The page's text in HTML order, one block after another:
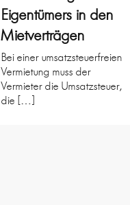
Eigentümers in den
Mietverträgen
Bei einer umsatzsteuerfreien
Vermietung muss der
Vermieter die Umsatzsteuer,
die […]